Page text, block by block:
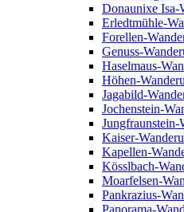
Donaunixe Isa-
Erledtmühle-
Forellen-
Genuss-
Haselmaus-
Höhen-
Jagabild-
Jochenstein-
Jungfraunstein-
Kaiser-
Kapellen-
Kösslbach-
Moarfelsen-
Pankrazius-
Panorama-